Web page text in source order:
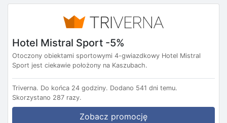
Hotel Mistral Sport -5%
Otoczony obiektami sportowymi 4-gwiazdkowy Hotel Mistral
Sport jest ciekawie położony na Kaszubach.
Triverna. Do końca 24 godziny. Dodano 541 dni temu.
Skorzystano 287 razy.
Zobacz promocję